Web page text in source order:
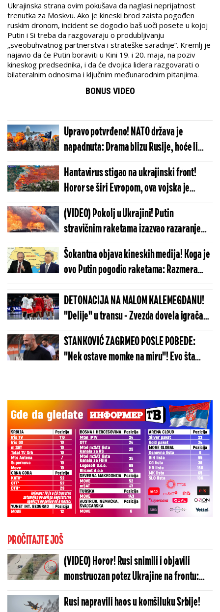
Ukrajinska strana ovim pokušava da naglasi neprijatnost
trenutka za Moskvu. Ako je kineski brod zaista pogođen
ruskim dronom, incident se dogodio baš uoči posete u kojoj
Putin i Si treba da razgovaraju o produbljivanju
„sveobuhvatnog partnerstva i strateške saradnje“. Kremlj je
najavio da će Putin boraviti u Kini 19. i 20. maja, na poziv
kineskog predsednika, i da će dvojica lidera razgovarati o
bilateralnim odnosima i ključnim međunarodnim pitanjima.
BONUS VIDEO
Upravo potvrđeno! NATO država je
napadnuta: Drama blizu Rusije, hoće li
Alijansa aktivirati član 5?!
Hantavirus stigao na ukrajinski front!
Horor se širi Evropom, ova vojska je
masovno zaražena - ako krene ka
zapadu...
(VIDEO) Pokolj u Ukrajini! Putin
stravičnim raketama izazvao razaranje
nesvakidašnjih razmera: Snimci lede krv u
žilama
Šokantna objava kineskih medija! Koga je
ovo Putin pogodio raketama: Razmera
uništenja je jeziva, izvršio je brutalnu
odmazdu
DETONACIJA NA MALOM KALEMEGDANU!
"Delije" u transu - Zvezda dovela igrača
Real Madrida!
STANKOVIĆ ZAGRMEO POSLE POBEDE:
"Nek ostave momke na miru"! Evo šta
kaže o isključenju golmana!
PROČITAJTE JOŠ
(VIDEO) Horor! Rusi snimili i objavili
monstruozan potez Ukrajine na frontu:
Svet ovo mora da vidi, zapadni mediji ćute
i kriju
Rusi napravili haos u komšiluku Srbije!